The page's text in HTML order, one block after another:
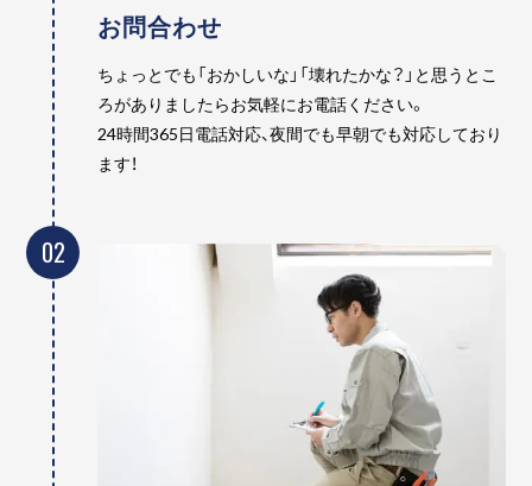
お問合わせ
ちょっとでも「おかしいな」「壊れたかな？」と思うとこ
ろがありましたらお気軽にお電話ください。
24時間365日電話対応、夜間でも早朝でも対応しており
ます！
02